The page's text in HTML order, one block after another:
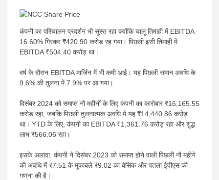
कंपनी का परिचालन प्रदर्शन भी सुस्त रहा क्योंकि चालू तिमाही में EBITDA
16.60% गिरकर ₹420.90 करोड़ रह गया। पिछली इसी तिमाही में
EBITDA ₹504.40 करोड़ था।
वर्ष के दौरान EBITDA मार्जिन में भी कमी आई। यह पिछली समान अवधि के
9.6% की तुलना में 7.9% पर आ गया।
दिसंबर 2024 को समाप्त नौ महीनों के लिए कंपनी का कारोबार ₹16,165.55
करोड़ रहा, जबकि पिछली तुलनात्मक अवधि में यह ₹14,440.86 करोड़
था। YTD के लिए, कंपनी का EBITDA ₹1,361.76 करोड़ रहा और शुद्ध
लाभ ₹566.06 रहा।
इसके अलावा, कंपनी ने दिसंबर 2023 को समाप्त होने वाली पिछली नौ महीने
की अवधि में ₹7.51 के मुकाबले ₹9.02 का बेसिक और पतला ईपीएस की
गणना की है।